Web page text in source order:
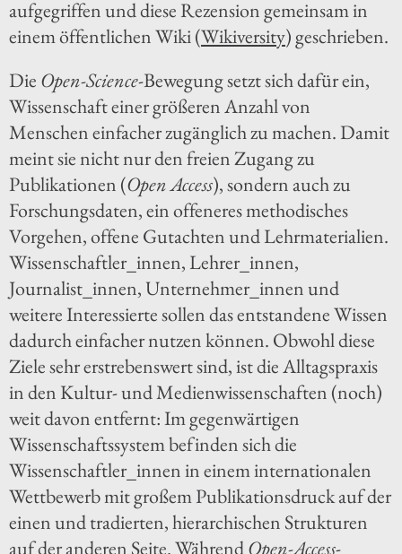
aufgegriffen und diese Rezension gemeinsam in
einem öffentlichen Wiki (Wikiversity) geschrieben.
Die Open-Science-Bewegung setzt sich dafür ein,
Wissenschaft einer größeren Anzahl von
Menschen einfacher zugänglich zu machen. Damit
meint sie nicht nur den freien Zugang zu
Publikationen (Open Access), sondern auch zu
Forschungsdaten, ein offeneres methodisches
Vorgehen, offene Gutachten und Lehrmaterialien.
Wissenschaftler_innen, Lehrer_innen,
Journalist_innen, Unternehmer_innen und
weitere Interessierte sollen das entstandene Wissen
dadurch einfacher nutzen können. Obwohl diese
Ziele sehr erstrebenswert sind, ist die Alltagspraxis
in den Kultur- und Medienwissenschaften (noch)
weit davon entfernt: Im gegenwärtigen
Wissenschaftssystem befinden sich die
Wissenschaftler_innen in einem internationalen
Wettbewerb mit großem Publikationsdruck auf der
einen und tradierten, hierarchischen Strukturen
auf der anderen Seite. Während Open-Access-